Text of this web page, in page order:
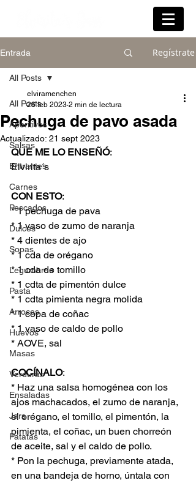
Entrada Regístrate
All Posts
Aperitivos
Salsas
Entrantes
Carnes
Pescados
Dulces
Sopas
Legumbres
Pasta
Arroces
Huevos
Masas
Verduras
Ensaladas
Jars
Patatas
All Posts
Pechuga de pavo asada
elviramenchen
26 feb 2023 2 min de lectura
Actualizado: 21 sept 2023
QUE ME LO ENSEÑÓ:
Elvirita´s
CON ESTO:
* 1 pechuga de pava
* 1 vaso de zumo de naranja
* 4 dientes de ajo
* 1 cda de orégano
* 1 cda de tomillo
* 1 cdta de pimentón dulce
* 1 cdta pimienta negra molida
* 1 copa de coñac
* 1 vaso de caldo de pollo
* AOVE, sal
COCÍNALO:
* Haz una salsa homogénea con los
ajos machacados, el zumo de naranja,
el orégano, el tomillo, el pimentón, la
pimienta, el coñac, un buen chorreón
de aceite, sal y el caldo de pollo.
* Pon la pechuga, previamente atada,
en una bandeja de horno, úntala con